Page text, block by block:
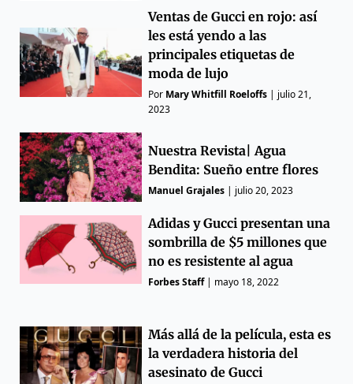
Ventas de Gucci en rojo: así
les está yendo a las
principales etiquetas de
moda de lujo
Por Mary Whitfill Roeloffs | julio 21,
2023
Nuestra Revista| Agua
Bendita: Sueño entre flores
Manuel Grajales | julio 20, 2023
Adidas y Gucci presentan una
sombrilla de $5 millones que
no es resistente al agua
Forbes Staff| mayo 18, 2022
Más allá de la película, esta es
la verdadera historia del
asesinato de Gucci